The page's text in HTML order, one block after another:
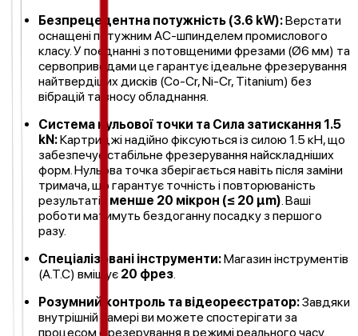
Безпрецедентна потужність (3.6 kW):Верстати
оснащені потужним AC-шпинделем промислового
класу. У поєднанні з потовщеними фрезами (Ø6 мм) та
сервоприводами це гарантує ідеальне фрезерування
найтвердіших дисків (Co-Cr, Ni-Cr, Titanium) без
вібрацій та зносу обладнання.
Система нульової точки та Сила затискання 1.5
kN:Картриджі надійно фіксуються із силою 1.5 кН, що
забезпечує стабільне фрезерування найскладніших
форм. Нульова точка зберігається навіть після заміни
тримача, що гарантує точність і повторюваність
результатів менше 20 мікрон (≤ 20 µm). Ваші
роботи матимуть бездоганну посадку з першого
разу.
Спеціалізовані інструменти:Магазин інструментів
(A.T.C) вміщує 20 фрез.
Розумний контроль та відеореєстратор:Завдяки
внутрішній камері ви можете спостерігати за
процесом фрезерування в режимі реального часу.